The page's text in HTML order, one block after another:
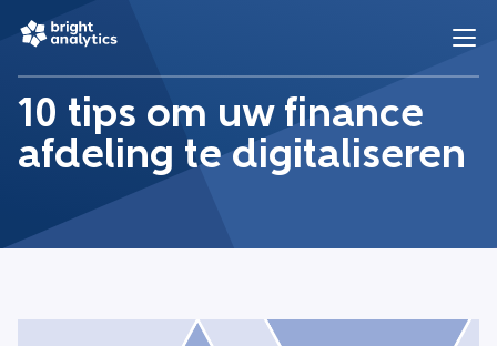
10 tips om uw finance
afdeling te digitaliseren